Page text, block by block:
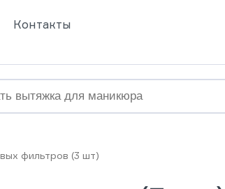
Контакты
фильтров (3 шт)